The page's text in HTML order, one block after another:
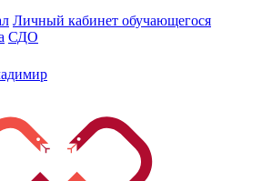
Личный кабинет обучающегося
СДО